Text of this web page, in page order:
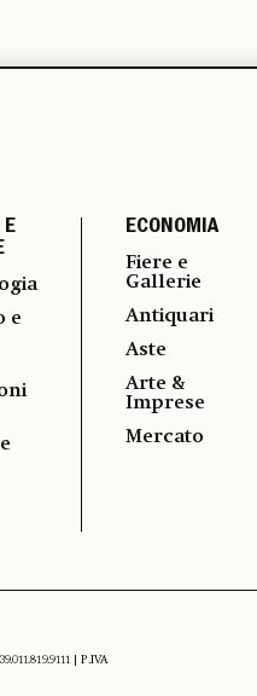
E
e
ECONOMIA
Fiere e
Gallerie
Antiquari
Aste
Arte &
Imprese
Mercato
| P.IVA